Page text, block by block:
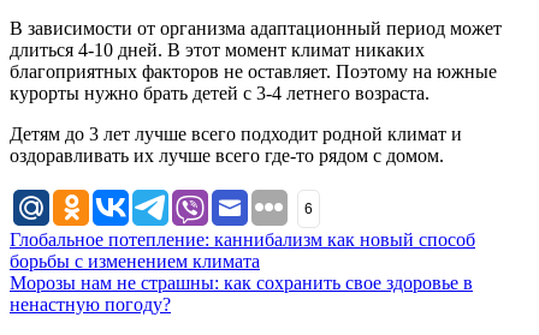
В зависимости от организма адаптационный период может
длиться 4-10 дней. В этот момент климат никаких
благоприятных факторов не оставляет. Поэтому на южные
курорты нужно брать детей с 3-4 летнего возраста.
Детям до 3 лет лучше всего подходит родной климат и
оздоравливать их лучше всего где-то рядом с домом.
6
Навигация
по
записям
Глобальное потепление: каннибализм как новый способ
борьбы с изменением климата
Морозы нам не страшны: как сохранить свое здоровье в
ненастную погоду?